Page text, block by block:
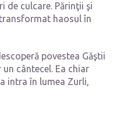
de culcare. Părinţii şi
haosul în
povestea Găştii
un cântecel. Ea chiar
intra în lumea Zurli,